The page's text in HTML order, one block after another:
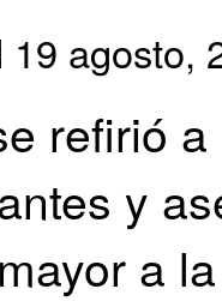
19 agosto,
refirió
y
a